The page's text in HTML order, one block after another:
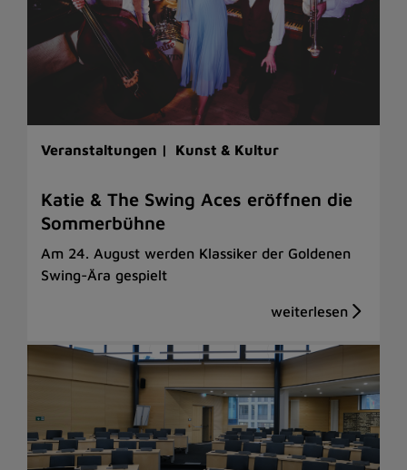
Veranstaltungen | Kunst & Kultur
Katie & The Swing Aces eröffnen die
Sommerbühne
Am 24. August werden Klassiker der Goldenen
Swing-Ära gespielt